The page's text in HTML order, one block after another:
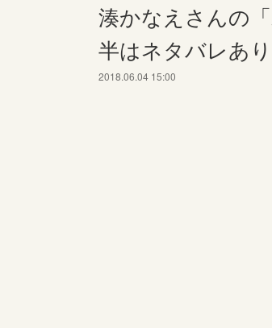
湊かなえさんの
半はネタバレあ
2018.06.04 15:00